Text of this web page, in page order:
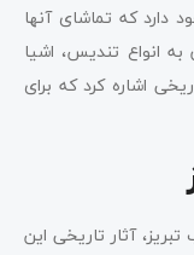
دارد که تماشای آنها
انواع تندیس، اشیا
اشاره کرد که برای
آثار تاریخی این